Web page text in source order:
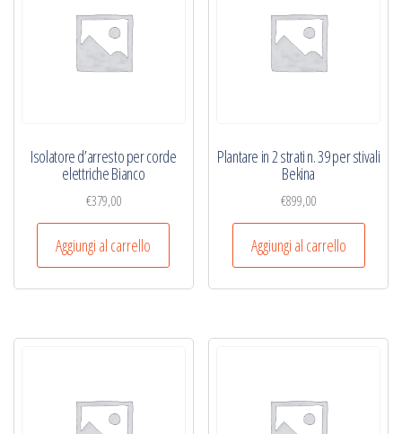
Isolatore d’arresto per corde
elettriche Bianco
€379,00
Aggiungi al carrello
Plantare in 2 strati n. 39 per stivali
Bekina
€899,00
Aggiungi al carrello